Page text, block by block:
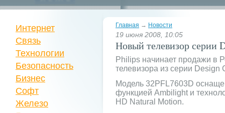
Главная → Новости
19 июня 2008, 10:05
Новый телевизор серии
Philips начинает продажи в
телевизора из серии Design
Модель 32PFL7603D
функцией Ambilight и
HD Natural Motion.
Интернет
Связь
Технологии
Безопасность
Бизнес
Софт
Железо